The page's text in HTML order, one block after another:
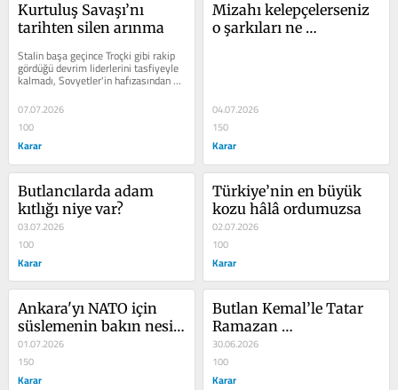
Kurtuluş Savaşı’nı
tarihten silen arınma
Stalin başa geçince Troçki gibi rakip
gördüğü devrim liderlerini tasfiyeyle
kalmadı, Sovyetler'in hafızasından
silecek temizliğe de...
07.07.2026
100
Karar
Mizahı kelepçelerseniz
o şarkıları ne
04.07.2026
150
Karar
Butlancılarda adam
kıtlığı niye var?
03.07.2026
100
Karar
Türkiye’nin en büyük
kozu hâlâ ordumuzsa
02.07.2026
100
Karar
Ankara'yı NATO için
süslemenin bakın nesi
yanlış?
01.07.2026
150
Karar
Butlan Kemal’le Tatar
Ramazan
karşılaştırması
30.06.2026
100
Karar